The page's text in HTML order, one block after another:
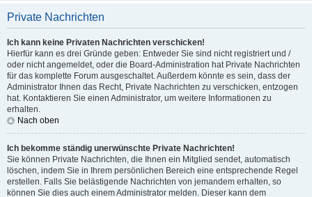
Private Nachrichten
Ich kann keine Privaten Nachrichten verschicken!
Hierfür kann es drei Gründe geben: Entweder Sie sind nicht registriert und /
oder nicht angemeldet, oder die Board-Administration hat Private Nachrichten
für das komplette Forum ausgeschaltet. Außerdem könnte es sein, dass der
Administrator Ihnen das Recht, Private Nachrichten zu verschicken, entzogen
hat. Kontaktieren Sie einen Administrator, um weitere Informationen zu
erhalten.
Nach oben
Ich bekomme ständig unerwünschte Private Nachrichten!
Sie können Private Nachrichten, die Ihnen ein Mitglied sendet, automatisch
löschen, indem Sie in Ihrem persönlichen Bereich eine entsprechende Regel
erstellen. Falls Sie belästigende Nachrichten von jemandem erhalten, so
können Sie dies auch einem Administrator melden. Dieser kann dem